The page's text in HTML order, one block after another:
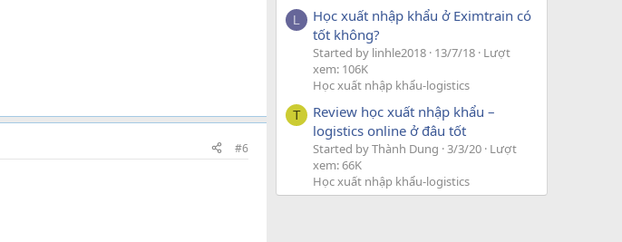
#6
L
Học xuất nhập khẩu ở Eximtrain có
tốt không?
Started by linhle2018 13/7/18 Lượt
xem: 106K
Học xuất nhập khẩu-logistics
T
Review học xuất nhập khẩu –
logistics online ở đâu tốt
Started by Thành Dung 3/3/20 Lượt
xem: 66K
Học xuất nhập khẩu-logistics